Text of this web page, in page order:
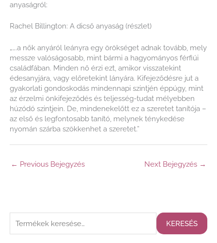
anyaságról:
Rachel Billington: A dicső anyaság (részlet)
„….a nők anyáról leányra egy örökséget adnak tovább, mely
messze valóságosabb, mint bármi a hagyományos férfiúi
családfában. Minden nő érzi ezt, amikor visszatekint
édesanyjára, vagy előretekint lányára. Kifejeződésre jut a
gyakorlati gondoskodás mindennapi szintjén éppúgy, mint
az érzelmi önkifejeződés és teljesség-tudat mélyebben
húzódó szintjein. De, mindenekelőtt ez a szeretet tanítója ­–
az első és legfontosabb tanító, melynek ténykedése
nyomán szárba szökkenhet a szeretet.”
← Previous Bejegyzés Next Bejegyzés →
e
KERESÉS